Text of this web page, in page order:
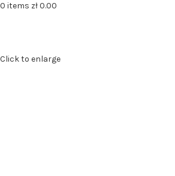
0 items zł0.00
Click to enlarge